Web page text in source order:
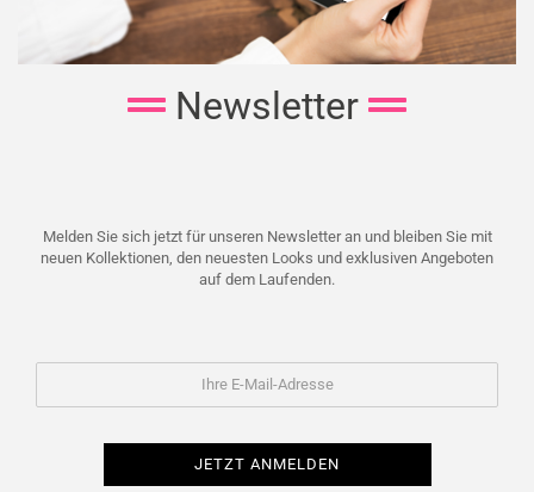
Newsletter
Melden Sie sich jetzt für unseren Newsletter an und bleiben Sie mit
neuen Kollektionen, den neuesten Looks und exklusiven Angeboten
auf dem Laufenden.